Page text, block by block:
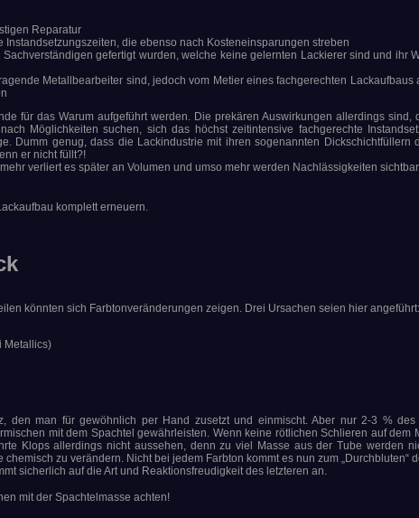
Reparatur
die ebenso nach Kosteneinsparungen streben
gefertigt wurden, welche keine gelernten Lackierer sind und ihr
Metallbearbeiter sind, jedoch vom Metier eines fachgerechten Lackaufbaus
für das Warum aufgeführt werden. Die prekären Auswirkungen allerdings sind,
Möglichkeiten suchen, sich das höchst zeitintensive fachgerechte
Dumm genug, dass die Lackindustrie mit ihren sogenannten Dickschichtfüllern
er nicht füllt?!
verliert es später an Volumen und umso mehr werden Nachlässigkeiten
komplett erneuern.
könnten sich Farbtonveränderungen zeigen. Drei Ursachen seien hier angeführt:
Metallics)
den man für gewöhnlich per Hand zusetzt und einmischt. Aber nur 2-3 %
mit dem Spachtel gewährleisten. Wenn keine rötlichen Schlieren auf dem
Klops allerdings nicht aussehen, denn zu viel Masse aus der Tube werden
zu verändern. Nicht bei jedem Farbton kommt es nun zum „Durchbluten“
sicherlich auf die Art und Reaktionsfreudigkeit des letzteren an.
mit der Spachtelmasse achten!